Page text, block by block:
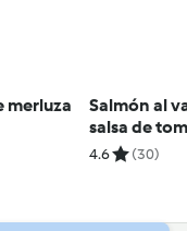
merluza
Salmón al
salsa de
y aceitunas
4.6 (30)